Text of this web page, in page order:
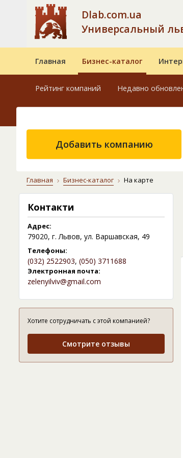
Dlab.com.ua
Универсальный
Главная Бизнес-каталог
Рейтинг компаний Недавно
Добавить компанию
Главная Бизнес-каталог На карте
Контакти
Адрес:
79020, г. Львов, ул. Варшавская, 49
Телефоны:
(032) 2522903, (050) 3711688
Электронная почта:
zelenyilviv@gmail.com
Хотите сотрудничать с этой компанией?
Смотрите отзывы